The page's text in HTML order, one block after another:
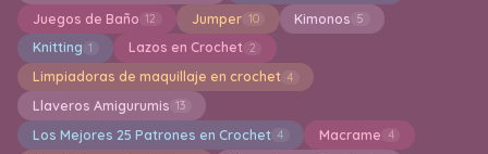
Juegos de Baño 12 Jumper 10 Kimonos 5
Knitting 1 Lazos en Crochet 2
Limpiadoras de maquillaje en crochet 4
Llaveros Amigurumis 13
Los Mejores 25 Patrones en Crochet 4 Macrame 4